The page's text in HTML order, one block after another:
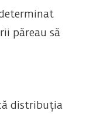
păreau să
distribuția